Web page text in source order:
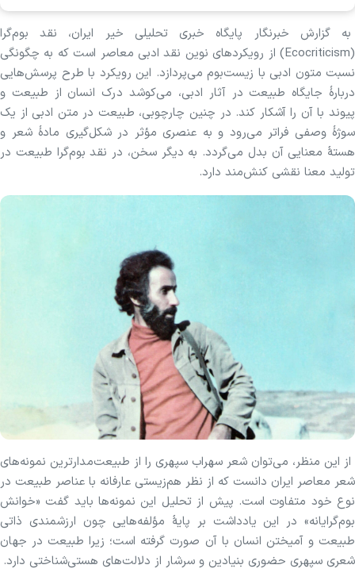
به گزارش خبرنگار پایگاه خبری تحلیلی خیر ایران، نقد بوم‌گرا
(Ecocriticism) از رویکرد‌های نوین نقد ادبی معاصر است که به چگونگی
نسبت متون ادبی با زیست‌بوم می‌پردازد. این رویکرد با طرح پرسش‌هایی
دربارهٔ جایگاه طبیعت در آثار ادبی، می‌کوشد درک انسان از طبیعت و
پیوند با آن را آشکار کند. در چنین چارچوبی، طبیعت در متن ادبی از یک
سوژهٔ وصفی فراتر می‌رود و به عنصری مؤثر در شکل‌گیری مادهٔ شعر و
هستهٔ معنایی آن بدل می‌گردد. به دیگر سخن، در نقد بوم‌گرا طبیعت در
تولید معنا نقشی کنش‌مند دارد.
از این منظر، می‌توان شعر سهراب سپهری را از طبیعت‌مدارترین نمونه‌های
شعر معاصر ایران دانست که از نظر هم‌زیستی عارفانه با عناصر طبیعت در
نوع خود متفاوت است. پیش از تحلیل این نمونه‌ها باید گفت «خوانش
بوم‌گرایانه» در این‌ یادداشت بر پایهٔ مؤلفه‌هایی چون ارزشمندی ذاتی
طبیعت و آمیختن انسان با آن صورت گرفته است؛ زیرا طبیعت در جهان
شعری سپهری حضوری بنیادین و سرشار از دلالت‌های هستی‌شناختی دارد.